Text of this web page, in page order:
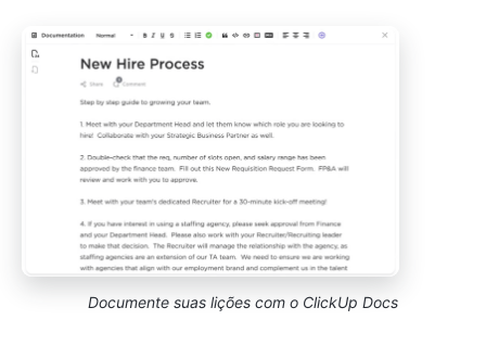
Documente suas lições com o ClickUp Docs